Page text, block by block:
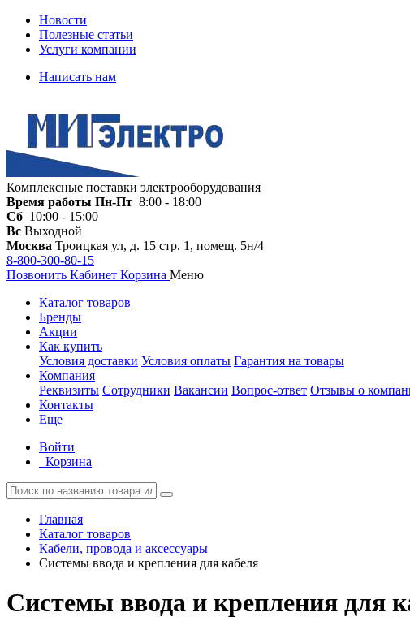
Новости
Полезные статьи
Услуги компании
Написать нам
Комплексные поставки электрооборудования
Время работы Пн-Пт 8:00 - 18:00
Сб 10:00 - 15:00
Вс Выходной
Москва Троицкая ул, д. 15 стр. 1, помещ. 5н/4
8-800-300-80-15
Позвонить Кабинет Корзина Меню
Каталог товаров
Бренды
Акции
Как купить
Условия доставки Условия оплаты Гарантия на товары
Компания
Реквизиты Сотрудники Вакансии Вопрос-ответ Отзывы о
Контакты
Еще
Войти
Корзина
Главная
Каталог товаров
Кабели, провода и аксессуары
Системы ввода и крепления для кабеля
Системы ввода и крепления для